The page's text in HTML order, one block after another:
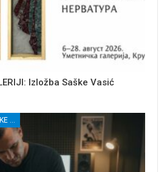
Izložba Saške Vasić
JAČANJE DOPISNIČKE MREŽE NEZAVISNIH MEDIJA U RASINSKOM OKRUGU